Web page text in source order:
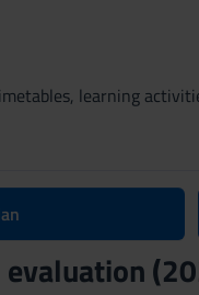
learning